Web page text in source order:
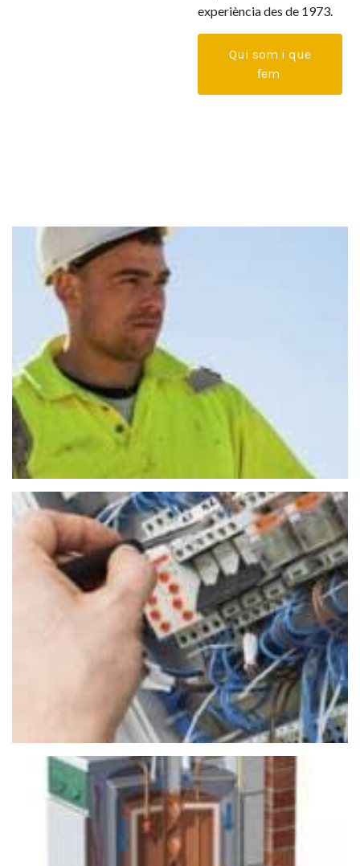
experiència des de 1973.
Qui som i que
fem